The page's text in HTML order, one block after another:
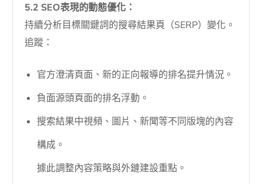
5.2 SEO表現的動態優化：
持續分析目標關鍵詞的搜尋結果頁（SERP）變化。
追蹤：
官方澄清頁面、新的正向報導的排名提升情況。
負面源頭頁面的排名浮動。
搜索結果中視頻、圖片、新聞等不同版塊的內容
構成。
據此調整內容策略與外鏈建設重點。